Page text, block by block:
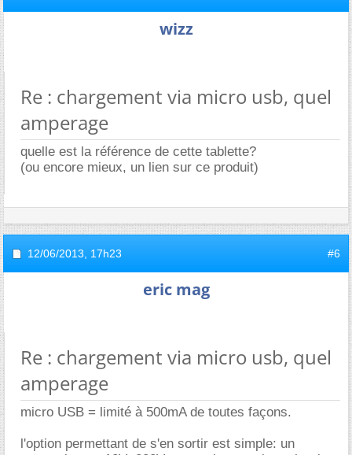
wizz
Re : chargement via micro usb, quel
amperage
quelle est la référence de cette tablette?
(ou encore mieux, un lien sur ce produit)
12/06/2013, 17h23 #6
eric mag
Re : chargement via micro usb, quel
amperage
micro USB = limité à 500mA de toutes façons.
l'option permettant de s'en sortir est simple: un